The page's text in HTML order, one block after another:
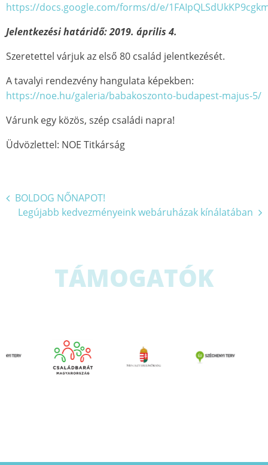
https://docs.google.com/forms/d/e/
Jelentkezési határidő: 2019. április 4.
Szeretettel várjuk az első 80 család jelentkezését.
A tavalyi rendezvény hangulata képekben:
https://noe.hu/galeria/babakoszonto-budapest-majus-5/
Várunk egy közös, szép családi napra!
Üdvözlettel: NOE Titkárság
Bejegyzés
navigáció
BOLDOG NŐNAPOT!
Legújabb kedvezményeink webáruházak kínálatában
TÁMOGATÓK